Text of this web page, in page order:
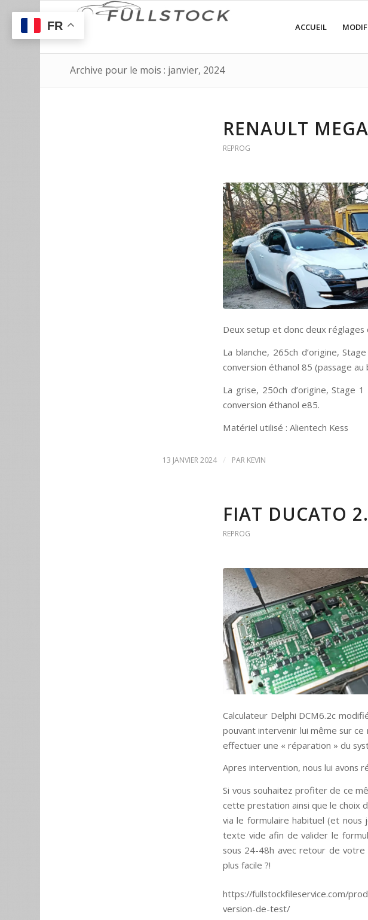
ACCUEIL
Archive pour le mois : janvier, 2024
RENAULT
REPROG
Deux setup et donc deux réglages
La blanche, 265ch d’origine,
conversion éthanol 85 (passage
La grise, 250ch d’origine, Stage
conversion éthanol e85.
Matériel utilisé : Alientech Kess
13 JANVIER 2024 / PAR KEVIN
FIAT DUCATO
REPROG
Calculateur Delphi DCM6.2c
pouvant intervenir lui même sur
effectuer une « réparation » du
Apres intervention, nous lui avons
Si vous souhaitez profiter de ce
cette prestation ainsi que le choix
via le formulaire habituel (et nous
texte vide afin de valider le
sous 24-48h avec retour de votre
plus facile ?!
https://fullstockfileservice.com/
version-de-test/
FR